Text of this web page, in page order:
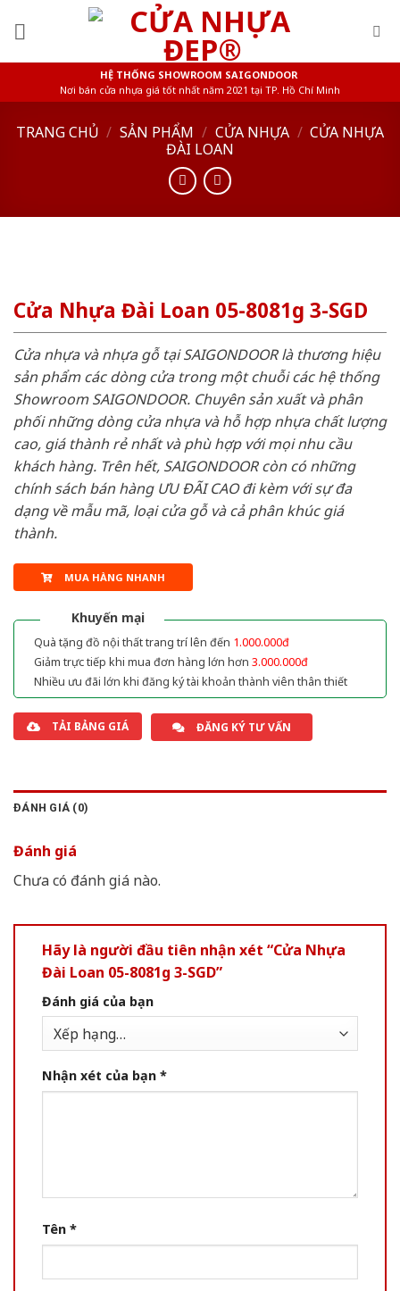
HỆ THỐNG SHOWROOM SAIGONDOOR
Nơi bán cửa nhựa giá tốt nhất năm 2021 tại TP. Hồ Chí Minh
TRANG CHỦ / SẢN PHẨM / CỬA NHỰA / CỬA NHỰA
ĐÀI LOAN
Cửa Nhựa Đài Loan 05-8081g 3-SGD
Cửa nhựa và nhựa gỗ tại SAIGONDOOR là thương hiệu
sản phẩm các dòng cửa trong một chuỗi các hệ thống
Showroom SAIGONDOOR. Chuyên sản xuất và phân
phối những dòng cửa nhựa và hỗ hợp nhựa chất lượng
cao, giá thành rẻ nhất và phù hợp với mọi nhu cầu
khách hàng. Trên hết, SAIGONDOOR còn có những
chính sách bán hàng ƯU ĐÃI CAO đi kèm với sự đa
dạng về mẫu mã, loại cửa gỗ và cả phân khúc giá
thành.
MUA HÀNG NHANH
Khuyến mại
Quà tặng đồ nội thất trang trí lên đến 1.000.000đ
Giảm trực tiếp khi mua đơn hàng lớn hơn 3.000.000đ
Nhiều ưu đãi lớn khi đăng ký tài khoản thành viên thân thiết
TẢI BẢNG GIÁ ĐĂNG KÝ TƯ VẤN
ĐÁNH GIÁ (0)
Đánh giá
Chưa có đánh giá nào.
Hãy là người đầu tiên nhận xét “Cửa Nhựa
Đài Loan 05-8081g 3-SGD”
Đánh giá của bạn
Nhận xét của bạn *
Tên *